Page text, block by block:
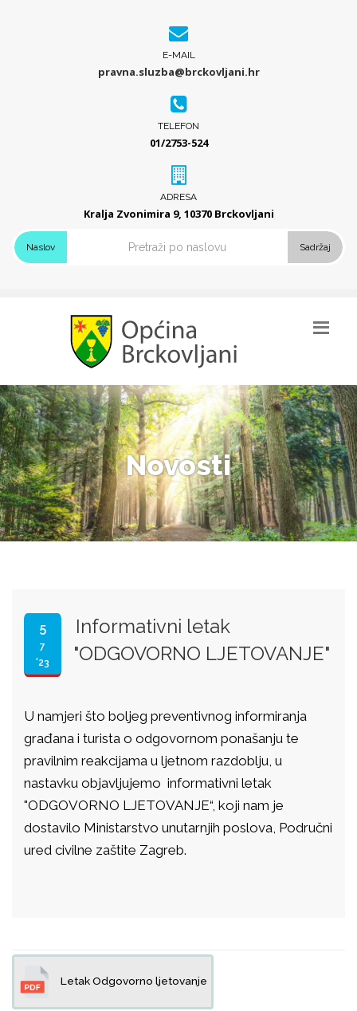
E-MAIL
pravna.sluzba@brckovljani.hr
TELEFON
01/2753-524
ADRESA
Kralja Zvonimira 9, 10370 Brckovljani
Naslov Sadržaj
Novosti
5
7
'23
Informativni letak
"ODGOVORNO LJETOVANJE"
U namjeri što boljeg preventivnog informiranja
građana i turista o odgovornom ponašanju te
pravilnim reakcijama u ljetnom razdoblju, u
nastavku objavljujemo informativni letak
"ODGOVORNO LJETOVANJE“, koji nam je
dostavilo Ministarstvo unutarnjih poslova, Područni
ured civilne zaštite Zagreb.
Letak Odgovorno ljetovanje